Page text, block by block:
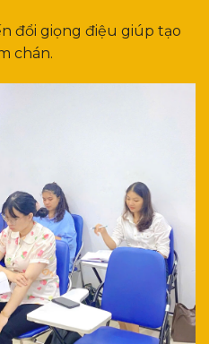
đổi giọng điệu giúp tạo
chán.